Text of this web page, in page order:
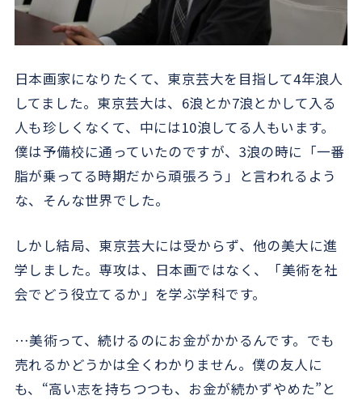
日本画家になりたくて、東京芸大を目指して4年浪人
してました。東京芸大は、6浪とか7浪とかして入る
人も珍しくなくて、中には10浪してる人もいます。
僕は予備校に通っていたのですが、3浪の時に「一番
脂が乗ってる時期だから頑張ろう」と言われるよう
な、そんな世界でした。
しかし結局、東京芸大には受からず、他の美大に進
学しました。専攻は、日本画ではなく、「美術を社
会でどう役立てるか」を学ぶ学科です。
…美術って、続けるのにお金がかかるんです。でも
売れるかどうかは全くわかりません。僕の友人に
も、“高い志を持ちつつも、お金が続かずやめた”と